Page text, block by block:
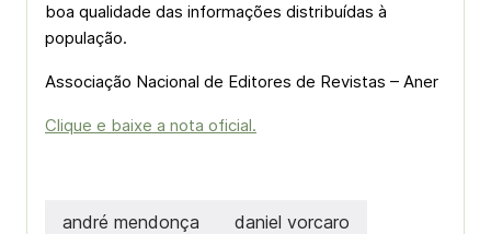
boa qualidade das informações distribuídas à
população.
Associação Nacional de Editores de Revistas – Aner
Clique e baixe a nota oficial.
andré mendonça daniel vorcaro